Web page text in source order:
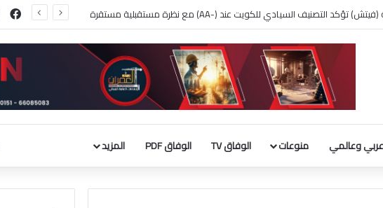
قاعة الاحتفالات بالبيت الأبيض
عربي وعالمي منوعات الوفاق TV الوفاق PDF المزيد